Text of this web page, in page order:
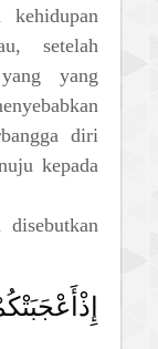
kehidupan
setelah
yang
diri
kepada